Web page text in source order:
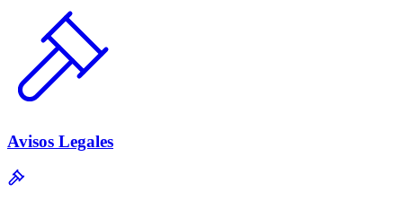
Avisos Legales